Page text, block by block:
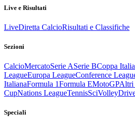
Live e Risultati
LiveDiretta CalcioRisultati e Classifiche
Sezioni
CalcioMercatoSerie ASerie BCoppa Italia
LeagueEuropa LeagueConference
ItalianaFormula 1Formula EMotoGPAltri
CupNations LeagueTennisSciVolley
Speciali